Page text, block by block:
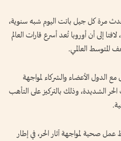
مرة كل جيل باتت اليوم شبه سنوية،
لافتا إلى أن أوروبا تُعد أسرع قارات العالم
المتوسط العالمي.
الدول الأعضاء والشركاء لمواجهة
الشديدة، وذلك بالتركيز على التأهب
صحية لمواجهة آثار الحر، في إطار